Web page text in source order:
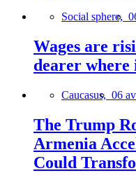
Social sphere,
Wages are
dearer where
Caucasus, 06
The Trump
Armenia
Could